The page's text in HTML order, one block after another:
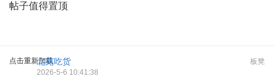
帖子值得置顶
点击重新加载 板凳
北苑吃货
2026-5-6 10:41:38